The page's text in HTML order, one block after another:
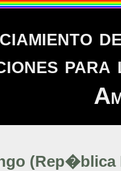
(Rep�blica